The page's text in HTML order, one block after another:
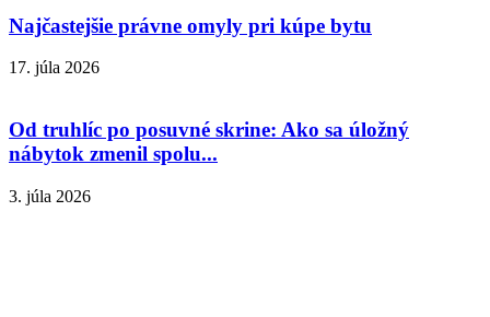
Najčastejšie právne omyly pri kúpe bytu
17. júla 2026
Od truhlíc po posuvné skrine: Ako sa úložný
nábytok zmenil spolu...
3. júla 2026